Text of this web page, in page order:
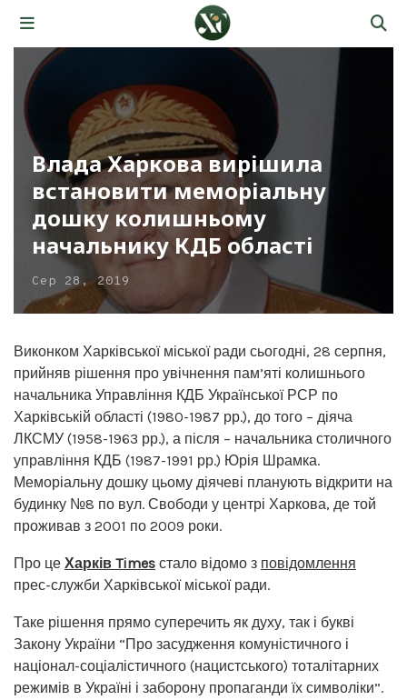
Влада Харкова вирішила
встановити меморіальну
дошку колишньому
начальнику КДБ області
Сер 28, 2019
Виконком Харківської міської ради сьогодні, 28 серпня,
прийняв рішення про увічнення пам’яті колишнього
начальника Управління КДБ Української РСР по
Харківській області (1980-1987 рр.), до того – діяча
ЛКСМУ (1958-1963 рр.), а після – начальника столичного
управління КДБ (1987-1991 рр.) Юрія Шрамка.
Меморіальну дошку цьому діячеві планують відкрити на
будинку №8 по вул. Свободи у центрі Харкова, де той
проживав з 2001 по 2009 роки.
Про це Харків Times стало відомо з повідомлення
прес-служби Харківської міської ради.
Таке рішення прямо суперечить як духу, так і букві
Закону України “Про засудження комуністичного і
націонал-соціалістичного (нацистського) тоталітарних
режимів в Україні і заборону пропаганди їх символіки”.